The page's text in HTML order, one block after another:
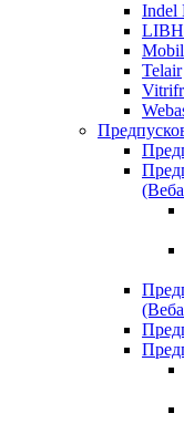
Indel
Telair